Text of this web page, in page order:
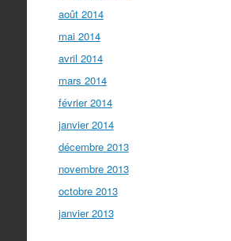
août 2014
mai 2014
avril 2014
mars 2014
février 2014
janvier 2014
décembre 2013
novembre 2013
octobre 2013
janvier 2013